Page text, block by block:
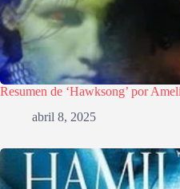
Resumen de ‘Hawksong’ por
abril 8, 2025